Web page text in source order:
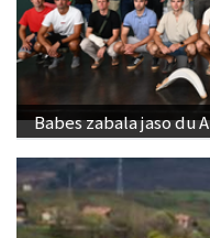
Babes zabala jaso du